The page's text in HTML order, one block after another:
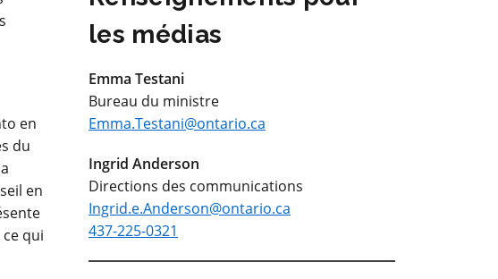
en
du
en
qui
les médias
Emma Testani
Bureau du ministre
Emma.Testani@ontario.ca
Ingrid Anderson
Directions des communications
Ingrid.e.Anderson@ontario.ca
437-225-0321